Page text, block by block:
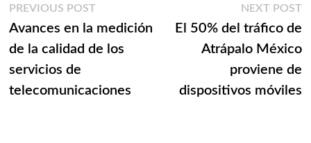
Navegación
de
entradas
PREVIOUS POSTPrevious
post:
Avances en la medición
de la calidad de los
servicios de
telecomunicaciones
NEXT POST
El 50% del tráfico de
Atrápalo México
proviene de
dispositivos móviles